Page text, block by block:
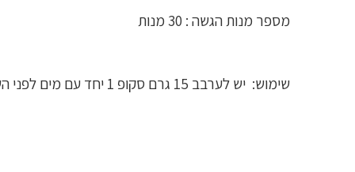
מספר מנות הגשה : 30 מנות
שימוש: יש לערבב 15 גרם סקופ 1 יחד עם מים לפני השינה.